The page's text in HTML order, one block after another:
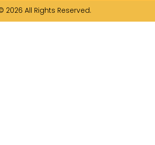
2026 All Rights Reserved.